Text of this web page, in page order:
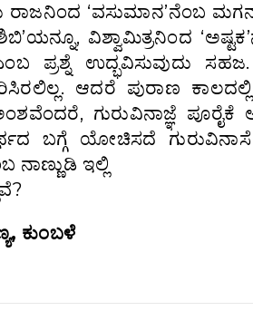
ರಾಜನಿಂದ ‘ವಸುಮಾನ’ನೆಂಬ
ವಿಶ್ವಾಮಿತ್ರನಿಂದ
ಪ್ರಶ್ನೆ ಉದ್ಭವಿಸುವುದು
ಆದರೆ ಪುರಾಣ
ಗುರುವಿನಾಜ್ಞೆ
ಬಗ್ಗೆ ಯೋಚಿಸದೆ
ನಾಣ್ಣುಡಿ ಇಲ್ಲಿ
ಕುಂಬಳೆ